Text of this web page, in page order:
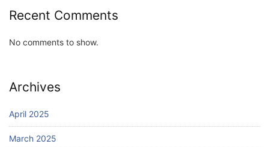
Recent Comments
No comments to show.
Archives
April 2025
March 2025